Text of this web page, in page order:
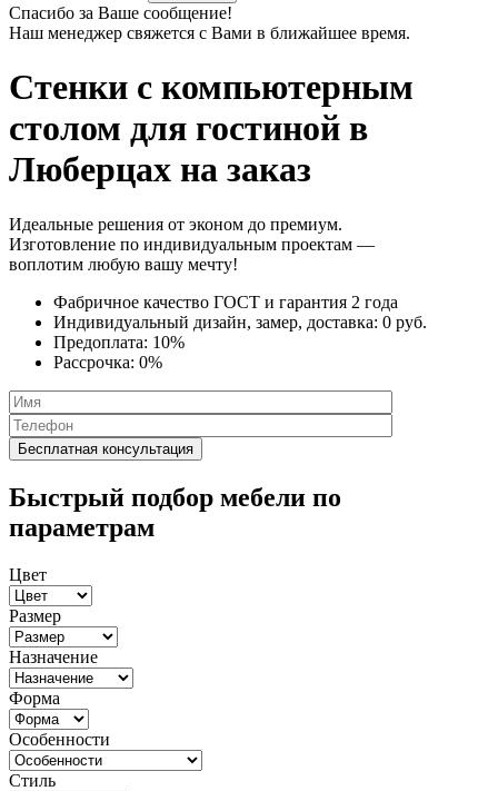
Спасибо за Ваше сообщение!
Наш менеджер свяжется с Вами в ближайшее время.
Стенки с компьютерным
столом для гостиной в
Люберцах на заказ
Идеальные решения от эконом до премиум.
Изготовление по индивидуальным проектам —
воплотим любую вашу мечту!
Фабричное качество ГОСТ и гарантия 2 года
Индивидуальный дизайн, замер, доставка: 0 руб.
Предоплата: 10%
Рассрочка: 0%
Быстрый подбор мебели по
параметрам
Цвет
Размер
Назначение
Форма
Особенности
Стиль